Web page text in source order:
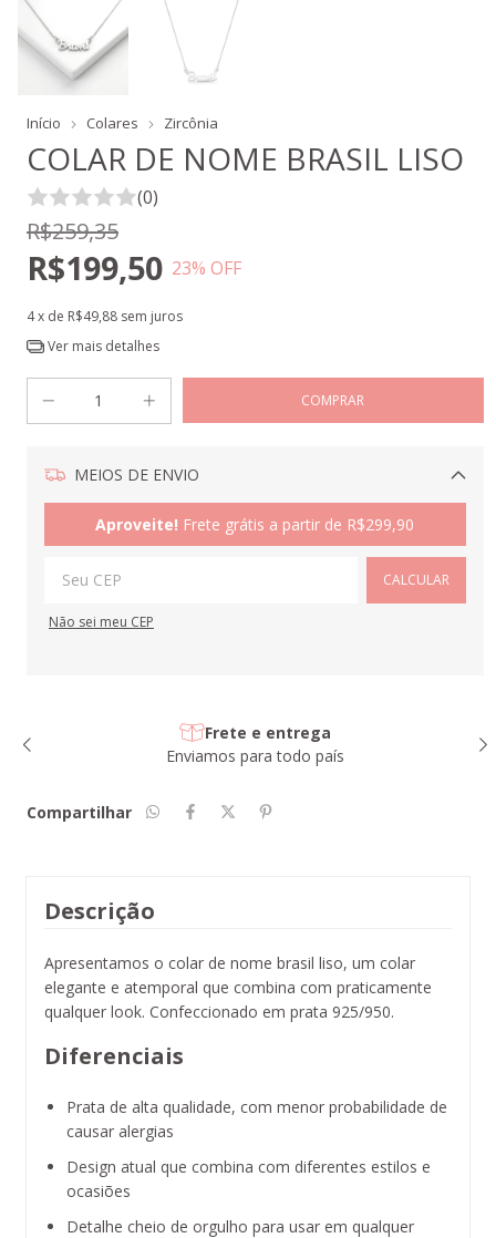
Início Colares Zircônia
COLAR DE NOME BRASIL LISO
(0)
R$259,35
R$199,50 23% OFF
4x de R$49,88 sem juros
Ver mais detalhes
MEIOS DE ENVIO
Aproveite! Frete grátis a partir de R$299,90
CALCULAR
Não sei meu CEP
Frete e entrega
Enviamos para todo país
Compartilhar
Descrição
Apresentamos o colar de nome brasil liso, um colar
elegante e atemporal que combina com praticamente
qualquer look. Confeccionado em prata 925/950.
Diferenciais
Prata de alta qualidade, com menor probabilidade de
causar alergias
Design atual que combina com diferentes estilos e
ocasiões
Detalhe cheio de orgulho para usar em qualquer